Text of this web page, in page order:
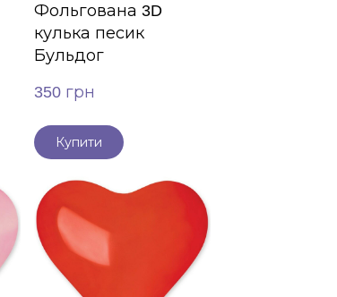
Фольгована 3D
кулька песик
Бульдог
350 грн
Купити